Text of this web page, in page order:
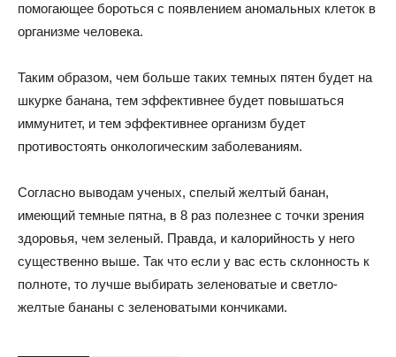
помогающее бороться с появлением аномальных клеток в
организме человека.
Таким образом, чем больше таких темных пятен будет на
шкурке банана, тем эффективнее будет повышаться
иммунитет, и тем эффективнее организм будет
противостоять онкологическим заболеваниям.
Согласно выводам ученых, спелый желтый банан,
имеющий темные пятна, в 8 раз полезнее с точки зрения
здоровья, чем зеленый. Правда, и калорийность у него
существенно выше. Так что если у вас есть склонность к
полноте, то лучше выбирать зеленоватые и светло-
желтые бананы с зеленоватыми кончиками.